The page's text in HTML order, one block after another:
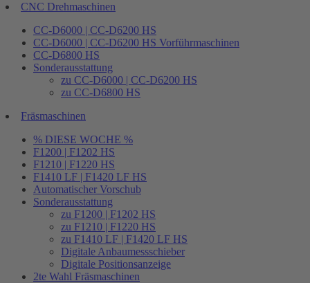
CNC Drehmaschinen
CC-D6000 | CC-D6200 HS
CC-D6000 | CC-D6200 HS Vorführmaschinen
CC-D6800 HS
Sonderausstattung
zu CC-D6000 | CC-D6200 HS
zu CC-D6800 HS
Fräsmaschinen
% DIESE WOCHE %
F1200 | F1202 HS
F1210 | F1220 HS
F1410 LF | F1420 LF HS
Automatischer Vorschub
Sonderausstattung
zu F1200 | F1202 HS
zu F1210 | F1220 HS
zu F1410 LF | F1420 LF HS
Digitale Anbaumessschieber
Digitale Positionsanzeige
2te Wahl Fräsmaschinen